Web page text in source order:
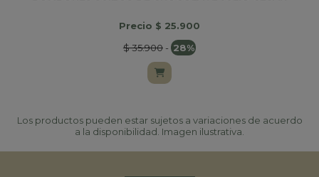
Precio $ 25.900
$ 35.900- 28%
Los productos pueden estar sujetos a variaciones de acuerdo
a la disponibilidad. Imagen ilustrativa.